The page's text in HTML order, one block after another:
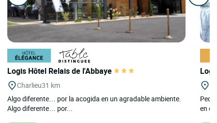
Logis Hôtel Relais de l'Abbaye
Charlieu31 km
Algo diferente… por la acogida en un agradable ambiente.
Algo diferente… por...
en el